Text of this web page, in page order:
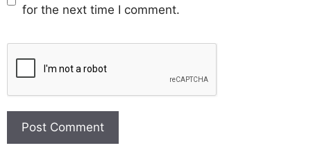
for the next time I comment.